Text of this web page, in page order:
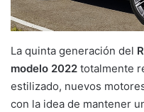
La quinta generación del
modelo 2022 totalmente
estilizado, nuevos
con la idea de mantener